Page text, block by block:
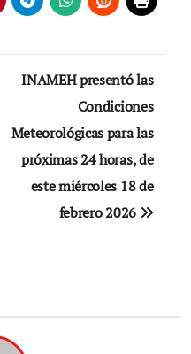
INAMEH presentó las
Condiciones
Meteorológicas para las
próximas 24 horas, de
este miércoles 18 de
febrero 2026